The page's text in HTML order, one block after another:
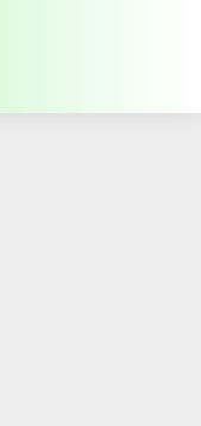
Kabupaten Tanah
Disnakertrans Gelar